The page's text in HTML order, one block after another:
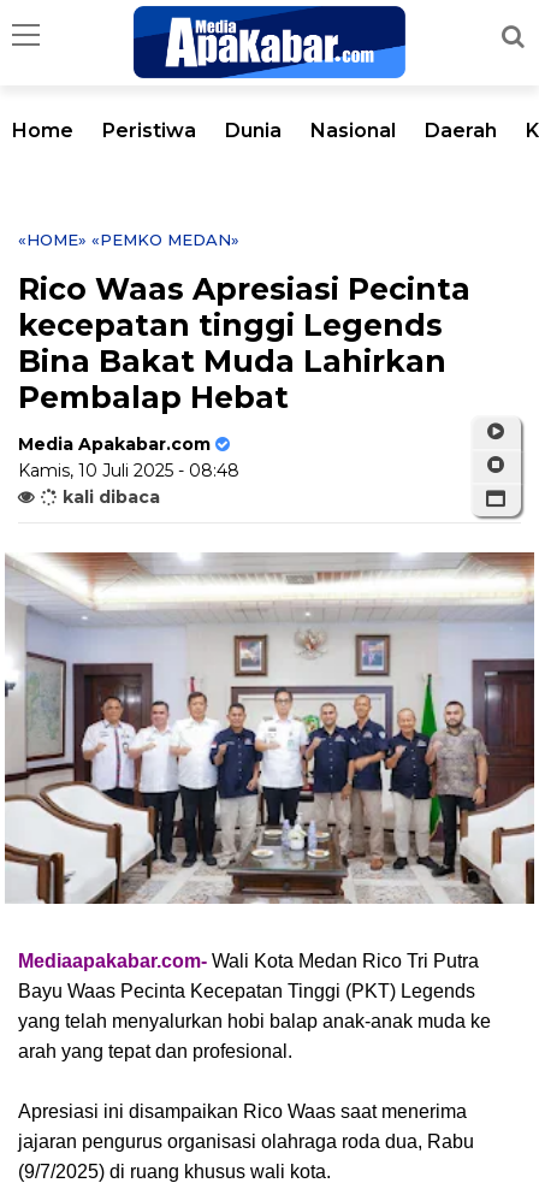
Home Peristiwa Dunia Nasional Daerah
«HOME» «PEMKO MEDAN»
Rico Waas Apresiasi Pecinta
kecepatan tinggi Legends
Bina Bakat Muda Lahirkan
Pembalap Hebat
Media Apakabar.com
Kamis, 10 Juli 2025 - 08:48
kali dibaca
Mediaapakabar.com- Wali Kota Medan Rico Tri Putra
Bayu Waas Pecinta Kecepatan Tinggi (PKT) Legends
yang telah menyalurkan hobi balap anak-anak muda ke
arah yang tepat dan profesional.
Apresiasi ini disampaikan Rico Waas saat menerima
jajaran pengurus organisasi olahraga roda dua, Rabu
(9/7/2025) di ruang khusus wali kota.